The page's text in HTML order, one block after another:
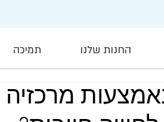
החנות שלנו תמיכה
מרכזיה